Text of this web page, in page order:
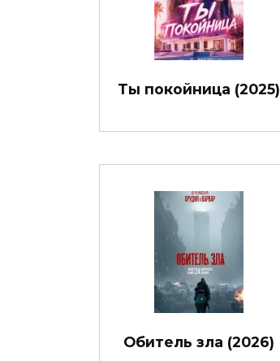
Ты покойница (2025)
Обитель зла (2026)